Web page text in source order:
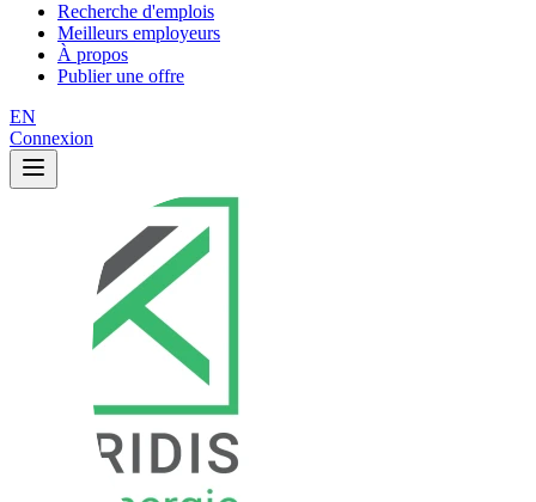
Recherche d'emplois
Meilleurs employeurs
À propos
Publier une offre
EN
Connexion